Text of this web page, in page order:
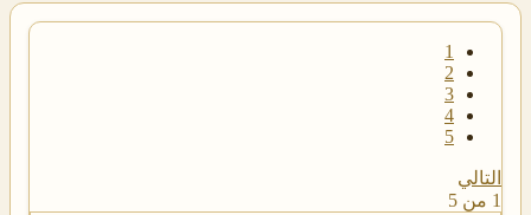
1
2
3
4
5
التالي
1 من 5